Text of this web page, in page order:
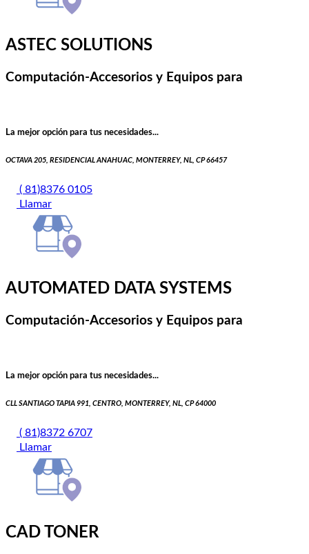
ASTEC SOLUTIONS
Computación-Accesorios y Equipos para
La mejor opción para tus necesidades...
OCTAVA 205, RESIDENCIAL ANAHUAC, MONTERREY, NL, CP 66457
( 81)8376 0105
Llamar
AUTOMATED DATA SYSTEMS
Computación-Accesorios y Equipos para
La mejor opción para tus necesidades...
CLL SANTIAGO TAPIA 991, CENTRO, MONTERREY, NL, CP 64000
( 81)8372 6707
Llamar
CAD TONER